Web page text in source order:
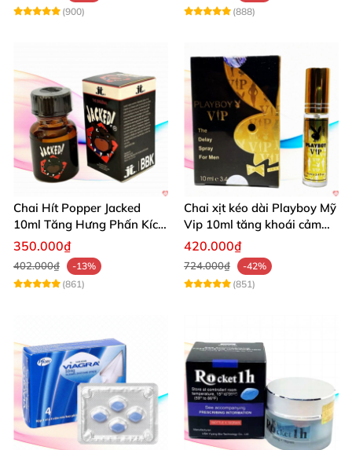
(900)
(888)
Chai Hít Popper Jacked
10ml Tăng Hưng Phấn Kích
Thích Mạnh Mẽ
350.000₫
402.000₫
-13%
(861)
Chai xịt kéo dài Playboy Mỹ
Vip 10ml tăng khoái cảm
nam
420.000₫
724.000₫
-42%
(851)